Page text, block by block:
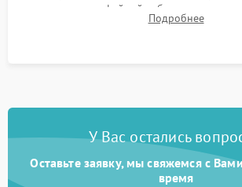
плотности кофейной таблетки,
качества молочной пены. Контроль
Подробнее
У Вас остались
Оставьте заявку, мы свяжемся с
время